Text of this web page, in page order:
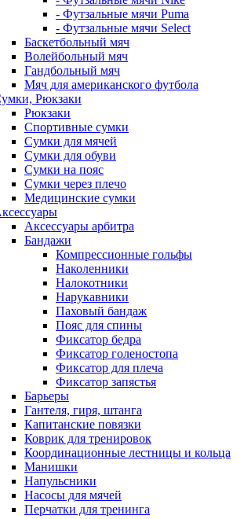
- Футзальные мячи Puma
- Футзальные мячи Select
Баскетбольный мяч
Волейбольный мяч
Гандбольный мяч
Мяч для американского футбола
Рюкзаки
Рюкзаки
Спортивные сумки
Сумки для мячей
Сумки для обуви
Сумки на пояс
Сумки через плечо
Медицинские сумки
Аксессуары арбитра
Бандажи
Компрессионные гольфы
Наколенники
Налокотники
Нарукавники
Паховый бандаж
Пояс для спины
Фиксатор бедра
Фиксатор голеностопа
Фиксатор для плеча
Фиксатор запястья
Барьеры
Гантеля, гиря, штанга
Капитанские повязки
Коврик для тренировок
Координационные лестницы и кольца
Манишки
Напульсники
Насосы для мячей
Перчатки для тренинга